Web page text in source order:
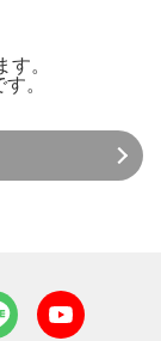
。
。